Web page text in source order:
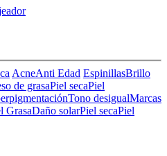
AcneAnti Edad EspinillasBrillo
de grasaPiel secaPiel
Tono desigualMarcas
GrasaDaño solarPiel secaPiel